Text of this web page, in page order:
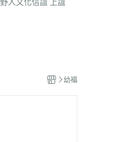
野人文化信誼 上誼
幼福